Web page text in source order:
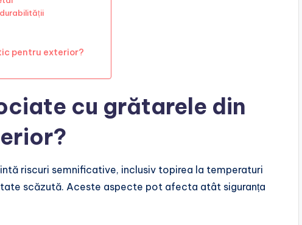
pentru exterior?
cu grătarele din
riscuri semnificative, inclusiv topirea la temperaturi
scăzută. Aceste aspecte pot afecta atât siguranța